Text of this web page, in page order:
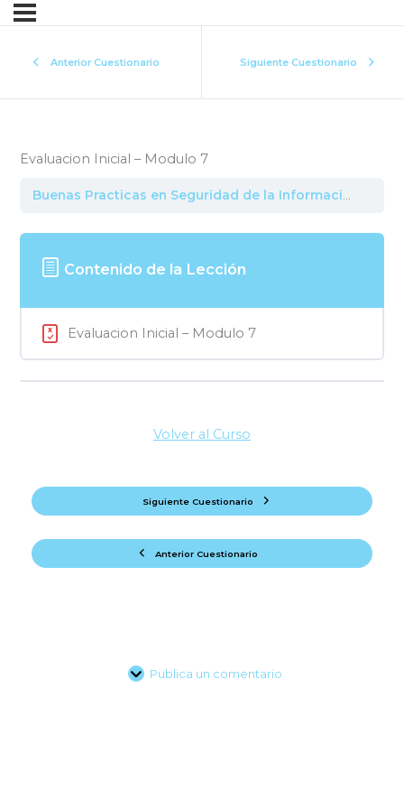
Anterior Cuestionario Siguiente Cuestionario
Evaluacion Inicial – Modulo 7
Contenido de la Lección
Evaluacion Inicial – Modulo 7
Anterior Cuestionario
Volver al Curso
Siguiente Cuestionario
Publica un comentario